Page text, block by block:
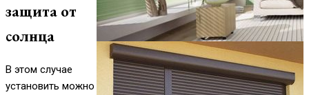
защита от
солнца
В этом случае
установить можно